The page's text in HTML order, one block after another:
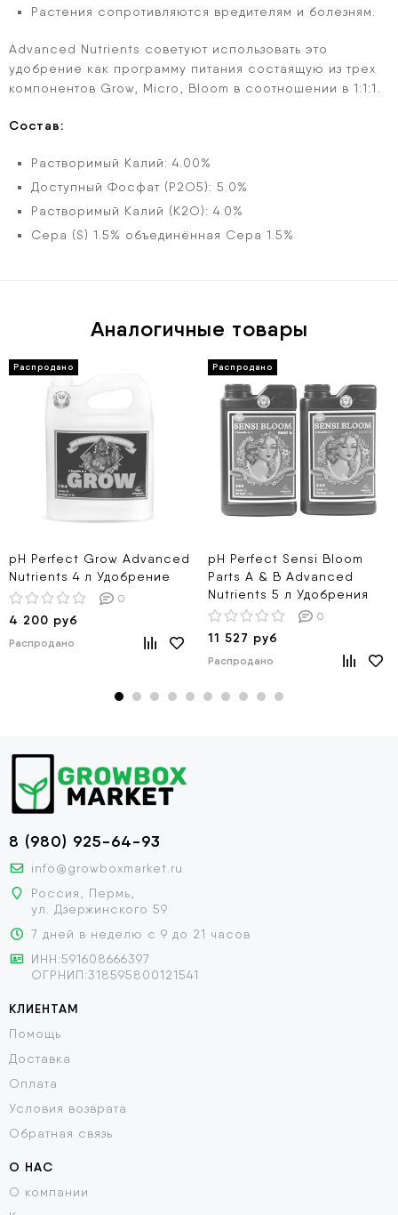
Растения сопротивляются вредителям и болезням.
Advanced Nutrients советуют использовать это
удобрение как программу питания состаящую из трех
компонентов Grow, Micro, Bloom в соотношении в 1:1:1.
Состав:
Растворимый Калий: 4.00%
Доступный Фосфат (P2O5): 5.0%
Растворимый Калий (K2O): 4.0%
Сера (S) 1.5% oбъединённая Сера 1.5%
Аналогичные товары
pH Perfect Grow Advanced
Nutrients 4 л Удобрение
0
4 200 руб
Распродано
pH Perfect Sensi Bloom
Parts A & B Advanced
Nutrients 5 л Удобрения
0
11 527 руб
Распродано
8 (980) 925-64-93
info@growboxmarket.ru
Россия, Пермь,
ул. Дзержинского 59
7 дней в неделю с 9 до 21 часов
ИНН:591608666397
ОГРНИП:318595800121541
КЛИЕНТАМ
Помощь
Доставка
Оплата
Условия возврата
Обратная связь
О НАС
О компании